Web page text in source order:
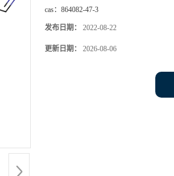
cas： 864082-47-3
发布日期： 2022-08-22
更新日期： 2026-08-06